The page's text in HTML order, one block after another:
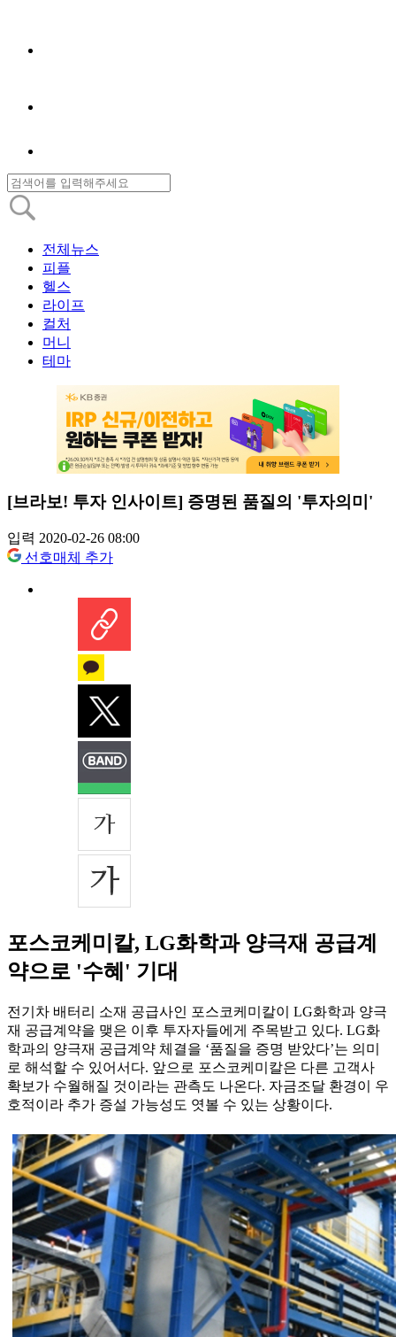
전체뉴스
피플
헬스
라이프
컬처
머니
테마
[브라보! 투자 인사이트] 증명된 품질의 '투자의미'
입력 2020-02-26 08:00
선호매체 추가
포스코케미칼, LG화학과 양극재 공급계
약으로 '수혜' 기대
전기차 배터리 소재 공급사인 포스코케미칼이 LG화학과 양극
재 공급계약을 맺은 이후 투자자들에게 주목받고 있다. LG화
학과의 양극재 공급계약 체결을 ‘품질을 증명 받았다’는 의미
로 해석할 수 있어서다. 앞으로 포스코케미칼은 다른 고객사
확보가 수월해질 것이라는 관측도 나온다. 자금조달 환경이 우
호적이라 추가 증설 가능성도 엿볼 수 있는 상황이다.